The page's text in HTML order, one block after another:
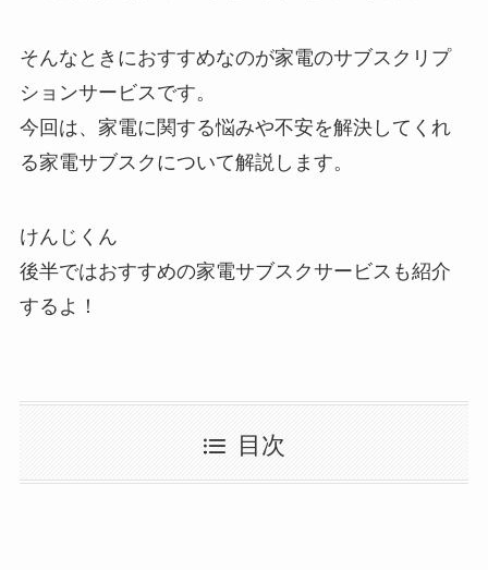
そんなときにおすすめなのが家電のサブスクリプ
ションサービスです。
今回は、家電に関する悩みや不安を解決してくれ
る家電サブスクについて解説します。
後半ではおすすめの家電サブスクサービスも紹介
するよ！
目次